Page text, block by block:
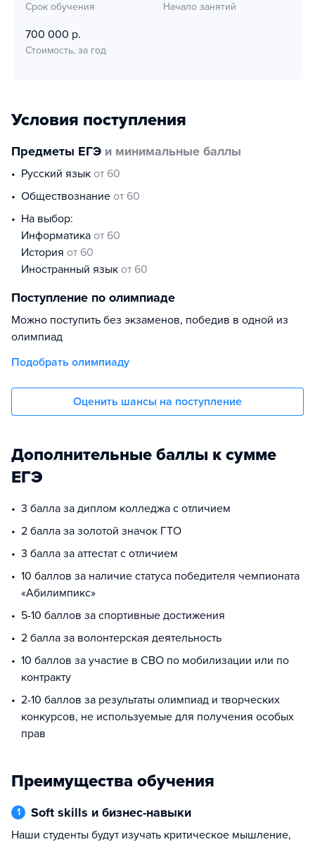
Срок обучения Начало занятий
700 000 р.
Стоимость, за год
Условия поступления
Предметы ЕГЭ и минимальные баллы
русский язык от 60
обществознание от 60
На выбор:
информатика от 60
история от 60
иностранный язык от 60
Поступление по олимпиаде
Можно поступить без экзаменов, победив в одной из
олимпиад
Подобрать олимпиаду
Оценить шансы на поступление
Дополнительные баллы к сумме
ЕГЭ
3 балла за диплом колледжа с отличием
2 балла за золотой значок ГТО
3 балла за аттестат с отличием
10 баллов за наличие статуса победителя чемпионата
«Абилимпикс»
5-10 баллов за спортивные достижения
2 балла за волонтерская деятельность
10 баллов за участие в СВО по мобилизации или по
контракту
2-10 баллов за результаты олимпиад и творческих
конкурсов, не используемые для получения особых
прав
Преимущества обучения
1 Soft skills и бизнес-навыки
Наши студенты будут изучать критическое мышление,